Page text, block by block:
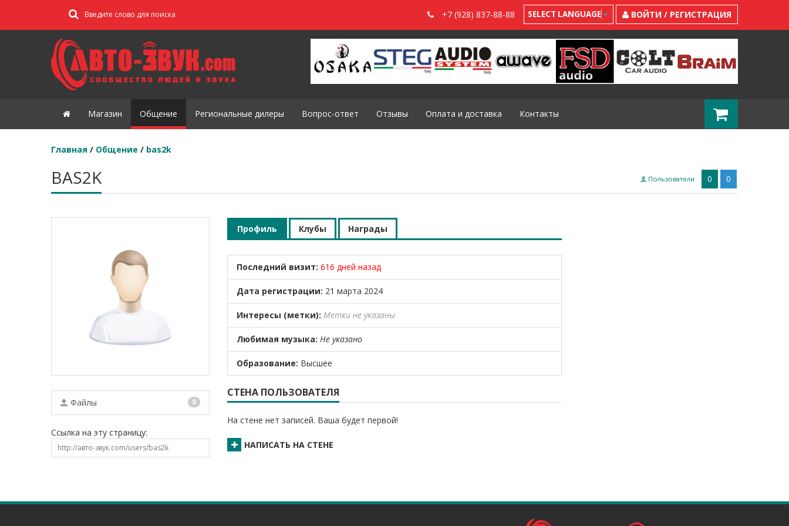
+7 (928) 837-88-88 SELECT LANGUAGE ▼ ВОЙТИ / РЕГИСТРАЦИЯ
Магазин Общение Региональные дилеры Вопрос-ответ Отзывы Оплата и доставка Контакты
Главная / Общение / bas2k
Пользователи 0 0
BAS2K
Файлы 0
Ссылка на эту страницу:
Профиль Клубы Награды
Последний визит: 616 дней назад
Дата регистрации: 21 марта 2024
Интересы (метки): Метки не указаны
Любимая музыка: Не указано
Образование: Высшее
СТЕНА ПОЛЬЗОВАТЕЛЯ
На стене нет записей. Ваша будет первой!
НАПИСАТЬ НА СТЕНЕ